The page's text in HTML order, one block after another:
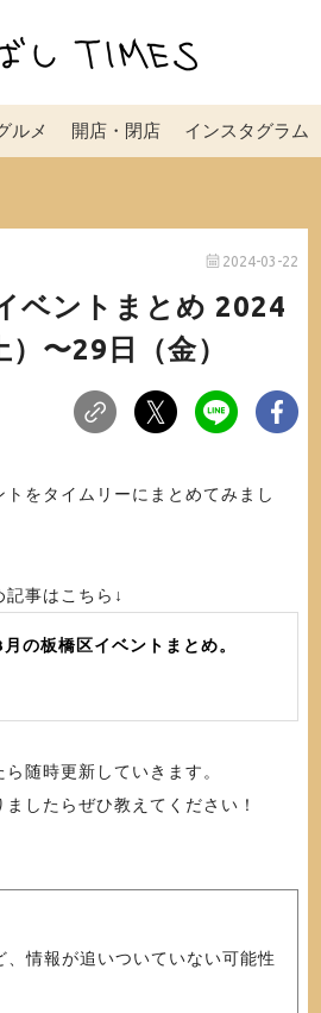
ルメ 開店・閉店 インスタグラム
2024-03-22
ベントまとめ 2024
〜29日（金）
をタイムリーにまとめてみまし
記事はこちら↓
の板橋区イベントまとめ。
随時更新していきます。
したらぜひ教えてください！
、情報が追いついていない可能性